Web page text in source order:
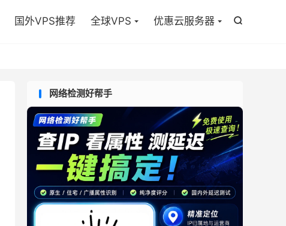

国外VPS推荐 全球VPS 优惠云服务器
网络检测好帮手